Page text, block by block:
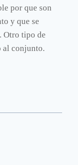
por que son
y que se
Otro tipo de
al conjunto.